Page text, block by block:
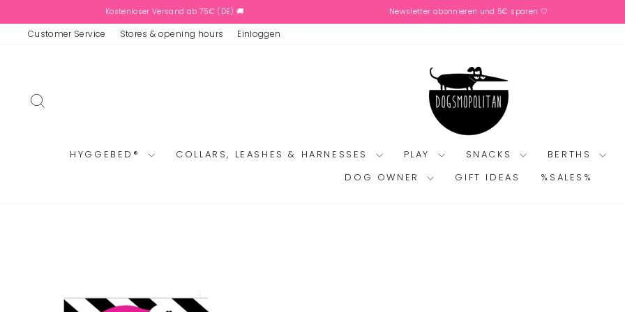
content
Pause
Kostenloser Versand ab 75€ (DE) 🚚 Newsletter abonnieren und 5€ sparen 🤍
Customer Service Stores & opening hours Einloggen
HYGGEBED® COLLARS, LEASHES & HARNESSES PLAY SNACKS BERTHS
DOG OWNER
GIFT IDEAS %SALES%